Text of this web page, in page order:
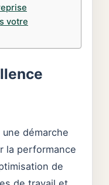
votre
démarche
la performance
de